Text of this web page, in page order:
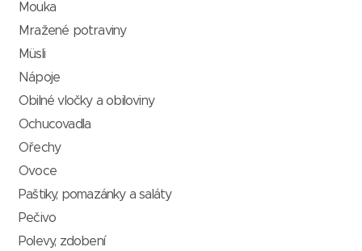
Mouka
Mražené potraviny
Müsli
Nápoje
Obilné vločky a obiloviny
Ochucovadla
Ořechy
Ovoce
Paštiky, pomazánky a saláty
Pečivo
Polevy, zdobení